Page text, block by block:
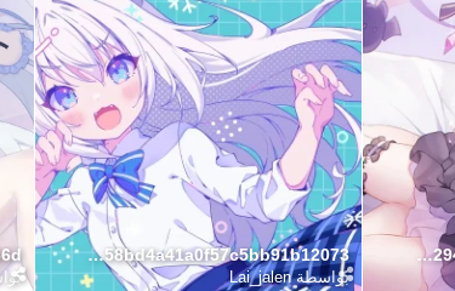
5a6ea3858bd4a41a0f57c5bb91b12073
بواسطةLai_jalen
1aebe6b2949c958291e477531ec0788b